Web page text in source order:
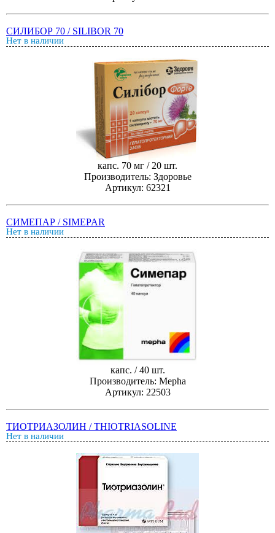
СИЛИБОР 70 / SILIBOR 70
Нет в наличии
капс. 70 мг / 20 шт.
Производитель: Здоровье
Артикул: 62321
СИМЕПАР / SIMEPAR
Нет в наличии
капс. / 40 шт.
Производитель: Mepha
Артикул: 22503
ТИОТРИАЗОЛИН / THIOTRIASOLINE
Нет в наличии